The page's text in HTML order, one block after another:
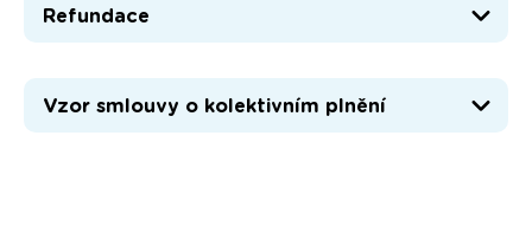
Refundace
Vzor smlouvy o kolektivním plnění